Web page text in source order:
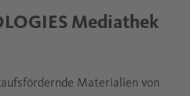
Mediathek
Materialien von